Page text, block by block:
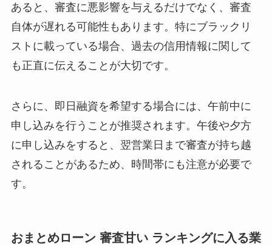
あると、審査に悪影響を与えるだけでなく、審査
自体が遅れる可能性もあります。特にブラックリ
ストに載っている場合、過去の信用情報に関して
も正直に伝えることが大切です。
さらに、即日融資を希望する場合には、午前中に
申し込みを行うことが推奨されます。午後や夕方
に申し込みをすると、翌営業日まで審査が持ち越
されることがあるため、時間帯にも注意が必要で
す。
おまとめローン 審査甘い ランキングに入る業